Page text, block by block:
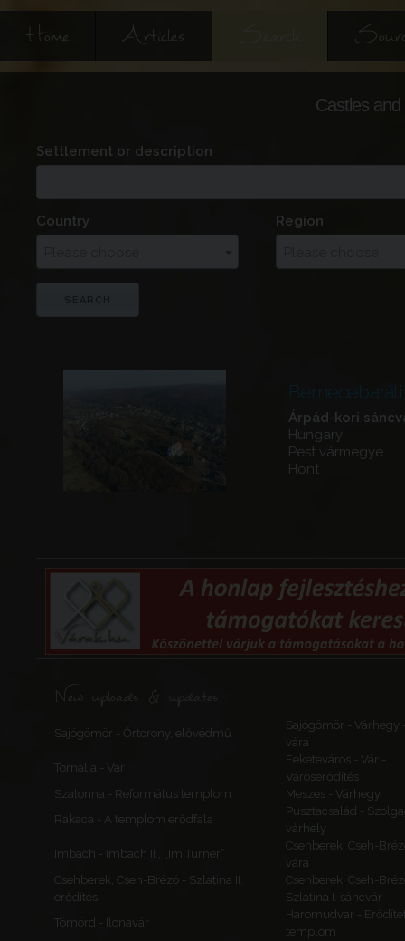
Home Articles
Castles
Settlement or description
Country
Region
Bernecebaráti
Árpád-kori
Hungary
Pest vármegye
Hont
New uploads & updates
Sajógömör - Őrtorony, elővédmű
Sajógömör - Várhegy
vára
Tornalja - Vár
Feketeváros - Vár -
Városerődítés
Szalonna - Református templom
Meszes - Várhegy
Rakaca - A templom erődfala
Pusztacsalád -
várhely
Imbach - Imbach II., „Im Turner”
Csehberek, Cseh-
vára
Csehberek, Cseh-Brézó - Szlatina II.
erődítés
Csehberek, Cseh-
Szlatina I. sáncvár
Tömörd - Ilonavár
Háromudvar -
templom